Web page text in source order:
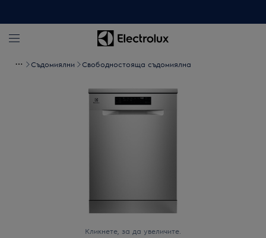
Съдомиялни Свoбодностояща съдомиялна
Кликнете, за да увеличите.